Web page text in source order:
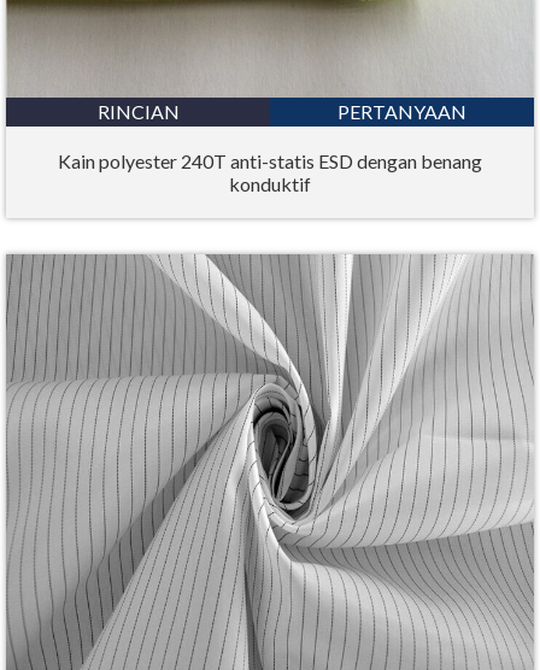
RINCIAN PERTANYAAN
Kain polyester 240T anti-statis ESD dengan benang
konduktif